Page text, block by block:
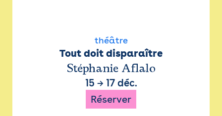
théâtre
Tout doit disparaître
Stéphanie Aflalo
15 → 17 déc.
Réserver